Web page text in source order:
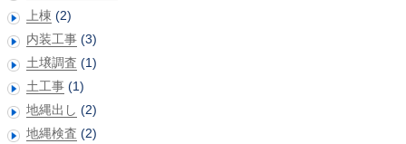
上棟 (2)
内装工事 (3)
土壌調査 (1)
土工事 (1)
地縄出し (2)
地縄検査 (2)